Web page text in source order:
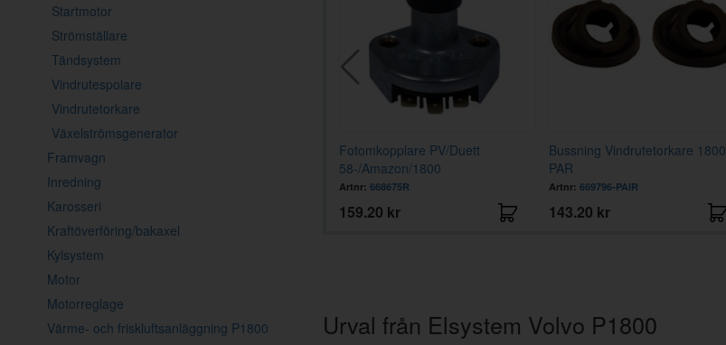
Startmotor
Strömställare
Tändsystem
Vindrutespolare
Vindrutetorkare
Växelströmsgenerator
Framvagn
Inredning
Karosseri
Kraftöverföring/bakaxel
Kylsystem
Motor
Motorreglage
Värme- och friskluftsanläggning P1800
61-71 rostfri
Fotomkopplare PV/Duett
58-/Amazon/1800
Artnr: 668675R
159.20 kr
Bussning Vindrutetorkare 1800
PAR
Artnr: 669796-PAIR
143.20 kr
Urval från Elsystem Volvo P1800